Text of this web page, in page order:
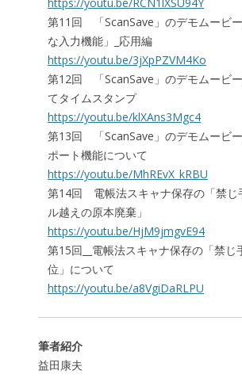
第11回 「ScanSave」のデモムービ
な入力機能」_応用編
https://youtu.be/3jXpPZVM4Ko
第12回 「ScanSave」のデモムービ
てタイムスタンプ
https://youtu.be/klXAns3Mgc4
第13回 「ScanSave」のデモムービ
ポート機能について
https://youtu.be/MhREvX_kRBU
第14回 電帳法スキャナ保存の「禁じ
ル越えの原本廃棄」
https://youtu.be/HjM9jmgvE94
第15回__電帳法スキャナ保存の「禁じ
位」について
https://youtu.be/a8VgiDaRLPU
筆者紹介
益田康夫